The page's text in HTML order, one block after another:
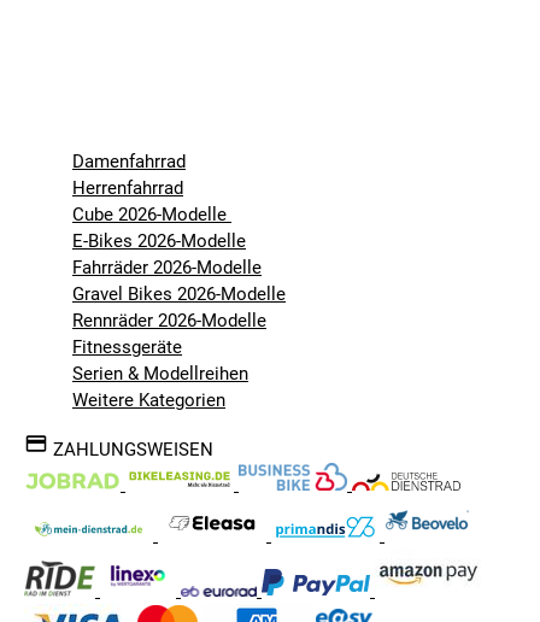
Damenfahrrad
Herrenfahrrad
Cube 2026-Modelle
E-Bikes 2026-Modelle
Fahrräder 2026-Modelle
Gravel Bikes 2026-Modelle
Rennräder 2026-Modelle
Fitnessgeräte
Serien & Modellreihen
Weitere Kategorien
ZAHLUNGSWEISEN